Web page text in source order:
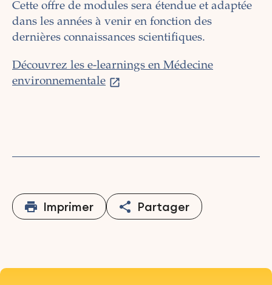
Cette offre de modules sera étendue et adaptée
dans les années à venir en fonction des
dernières connaissances scientifiques.
Découvrez les e-learnings en Médecine
environnementale
Imprimer Partager